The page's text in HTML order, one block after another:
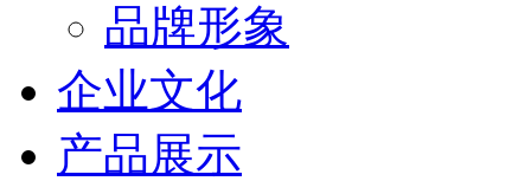
品牌形象
企业文化
产品展示